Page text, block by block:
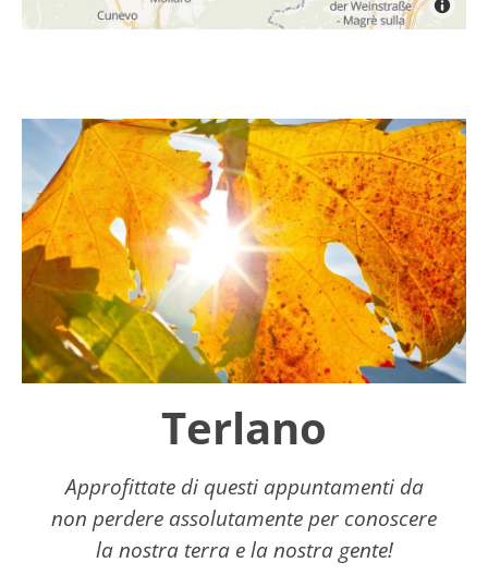
Terlano
Approfittate di questi appuntamenti da
non perdere assolutamente per conoscere
la nostra terra e la nostra gente!